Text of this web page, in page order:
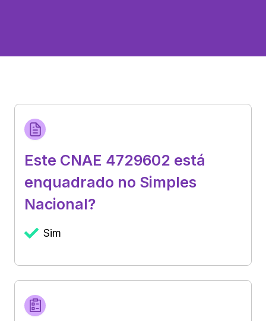
Este CNAE 4729602 está
enquadrado no Simples
Nacional?
Sim